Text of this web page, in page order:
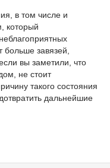
в том числе и
который
завязей,
вы заметили, что
не стоит
такого состояния
дальнейшие